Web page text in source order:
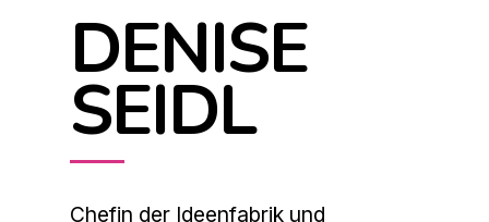
DENISE
SEIDL
Chefin der Ideenfabrik und